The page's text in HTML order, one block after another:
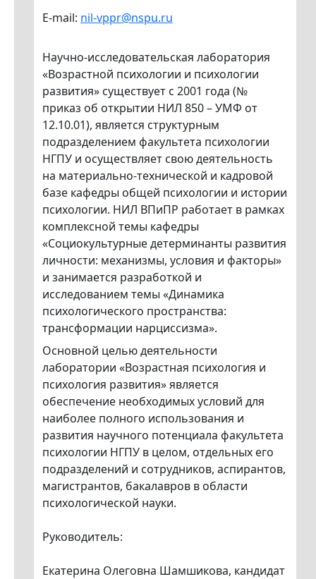
E-mail: nil-vppr@nspu.ru
Научно-исследовательская лаборатория
«Возрастной психологии и психологии
развития» существует с 2001 года (№
приказ об открытии НИЛ 850 – УМФ от
12.10.01), является структурным
подразделением факультета психологии
НГПУ и осуществляет свою деятельность
на материально-технической и кадровой
базе кафедры общей психологии и истории
психологии. НИЛ ВПиПР работает в рамках
комплексной темы кафедры
«Социокультурные детерминанты развития
личности: механизмы, условия и факторы»
и занимается разработкой и
исследованием темы «Динамика
психологического пространства:
трансформации нарциссизма».
Основной целью деятельности
лаборатории «Возрастная психология и
психология развития» является
обеспечение необходимых условий для
наиболее полного использования и
развития научного потенциала факультета
психологии НГПУ в целом, отдельных его
подразделений и сотрудников, аспирантов,
магистрантов, бакалавров в области
психологической науки.
Руководитель:
Екатерина Олеговна Шамшикова, кандидат